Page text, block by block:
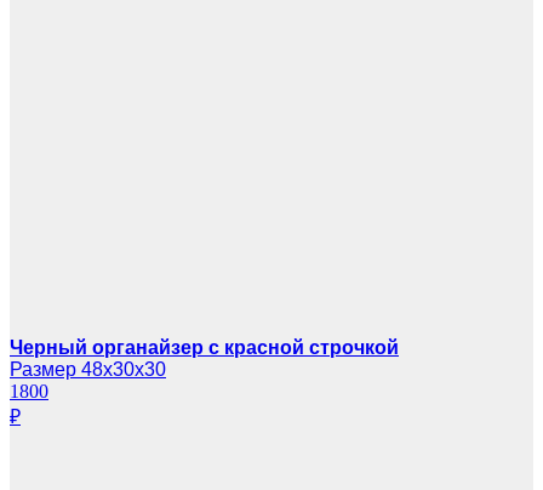
Черный органайзер с красной строчкой
Размер 48х30х30
1800
₽